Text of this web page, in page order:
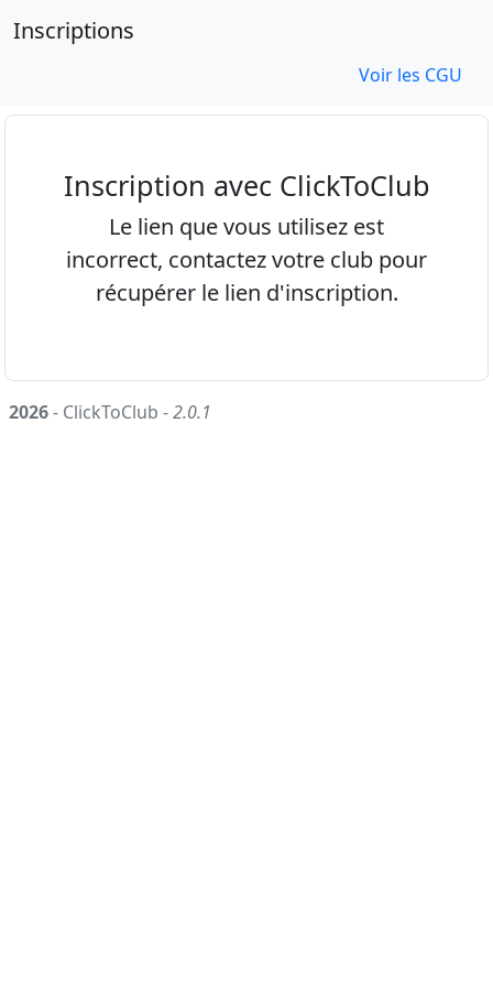
Inscriptions
Voir les CGU
Inscription avec ClickToClub
Le lien que vous utilisez est
incorrect, contactez votre club pour
récupérer le lien d'inscription.
2026- ClickToClub -2.0.1